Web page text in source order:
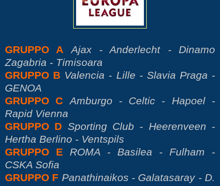
GRUPPO A
Ajax - Anderlecht - Dinamo
Zagabria - Timisoara
GRUPPO B Valencia - Lille - Slavia Praga -
GENOA
GRUPPO C Amburgo - Celtic - Hapoel -
Rapid Vienna
GRUPPO D Sporting Club - Heerenveen -
Hertha Berlino - Ventspils
GRUPPO E
ROMA - Basilea - Fulham -
CSKA Sofia
GRUPPO F Panathinaikos - Galatasaray - D.